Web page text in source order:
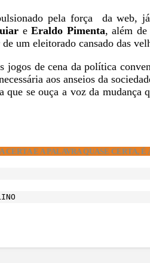
pela força da web, já
eEraldo Pimenta, além de
um eleitorado cansado das
de cena da política
aos anseios da
que se ouça a voz da
CERTA E A PALAVRA QUASE CERTA,